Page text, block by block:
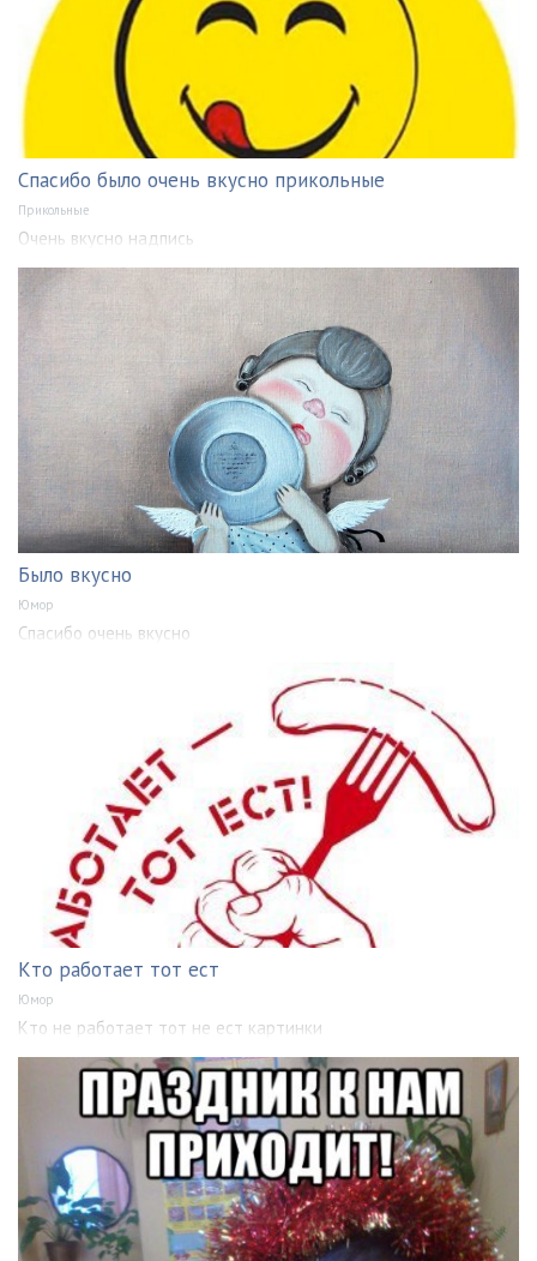
Спасибо было очень вкусно прикольные
Прикольные
Очень вкусно надпись
Было вкусно
Юмор
Спасибо очень вкусно
Кто работает тот ест
Юмор
Кто не работает тот не ест картинки